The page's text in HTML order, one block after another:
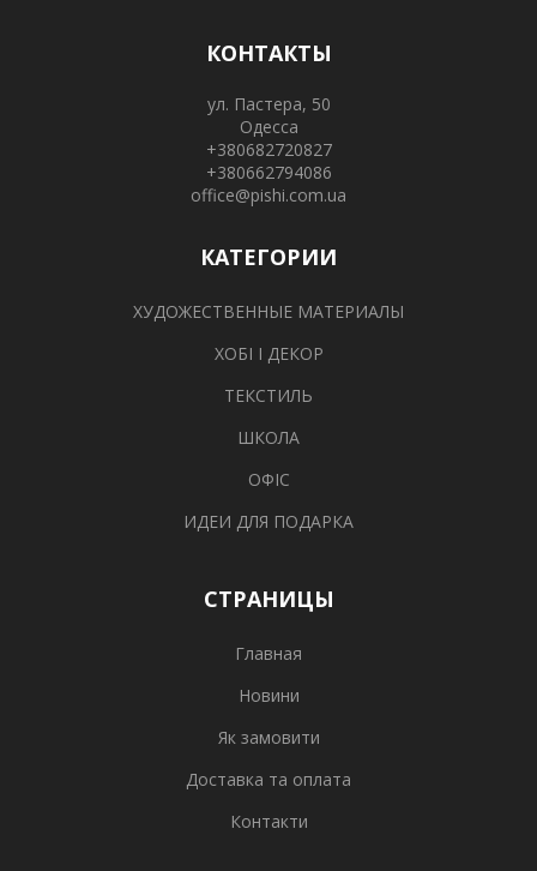
КОНТАКТЫ
ул. Пастера, 50
Одесса
+380682720827
+380662794086
office@pishi.com.ua
КАТЕГОРИИ
ХУДОЖЕСТВЕННЫЕ МАТЕРИАЛЫ
ХОБІ І ДЕКОР
ТЕКСТИЛЬ
ШКОЛА
ОФІС
ИДЕИ ДЛЯ ПОДАРКА
СТРАНИЦЫ
Главная
Новини
Як замовити
Доставка та оплата
Контакти